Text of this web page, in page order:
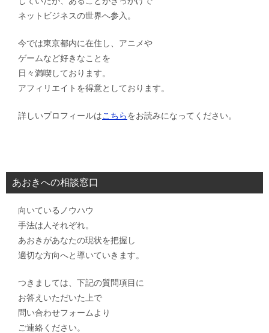
ネットビジネスの世界へ参入。
今では東京都内に在住し、アニメや
ゲームなど好きなことを
日々満喫しております。
アフィリエイトを得意としております。
詳しいプロフィールはこちらをお読みになってください。
あおきへの相談窓口
向いているノウハウ
手法は人それぞれ。
あおきがあなたの現状を把握し
適切な方向へと導いていきます。
つきましては、下記の質問項目に
お答えいただいた上で
問い合わせフォームより
ご連絡ください。